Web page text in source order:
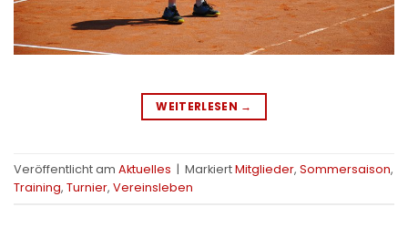
WEITERLESEN →
Veröffentlicht am Aktuelles | MarkiertMitglieder, Sommersaison,
Training, Turnier, Vereinsleben